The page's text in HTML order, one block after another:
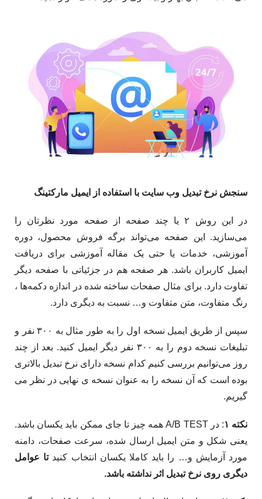
سنجش نرخ تبدیل وب سایت با استفاده از ایمیل مارکتینگ
در این روش ۲ یا چند صفحه از صفحه مورد نظرتان را
می‌سازید. این صفحه می‌تواند برگه فروش محصول، دوره
آموزشی، خدمات یا حتی یک مقاله آموزشی برای دریافت
ایمیل کاربران باشد. هر صفحه هم در جزئیاتی با صفحه دیگر
تفاوت دارد. برای مثال صفحات ساخته شده در اندازه دکمه‌ها ،
رنگ متفاوت، متن متفاوت و… نسبت به دیگری دارد.
سپس از طریق ایمیل نسخه اول را به طور مثال به ۳۰۰ نفر و
تبلیغات نسخه دوم را به ۳۰۰ نفر دیگر ایمیل کنید. بعد از چند
روز می‌توانیم بررسی کنیم کدام نسخه دارای نرخ تبدیل بالاتری
بوده است که آن نسخه را به عنوان نسخه ی نهایی در نظر می­‌
گیریم.
نکته ۱
: در A/B TEST همه چیز تا جای ممکن باید یکسان باشد.
یعنی شکل و متن ایمیل ارسال شده، سرعت صفحات، دامنه
مورد آزمایش و… را باید کاملا یکسان انتخاب کنیدتا عوامل
دیگری روی نرخ تبدیل اثر نداشته باشد.